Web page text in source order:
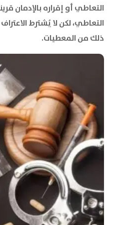
التعاطي أو إقراره بالإدمان
التعاطي، لكن لا يُشترط
ذلك من المعطيات.